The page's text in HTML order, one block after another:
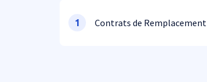
1 Contrats de Remplacement